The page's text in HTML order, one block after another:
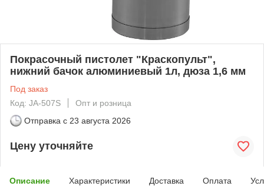
Покрасочный пистолет "Краскопульт",
нижний бачок алюминиевый 1л, дюза 1,6 мм
Под заказ
Код: JA-507S
Опт и розница
Отправка с 23 августа 2026
Цену уточняйте
Описание Характеристики Доставка Оплата